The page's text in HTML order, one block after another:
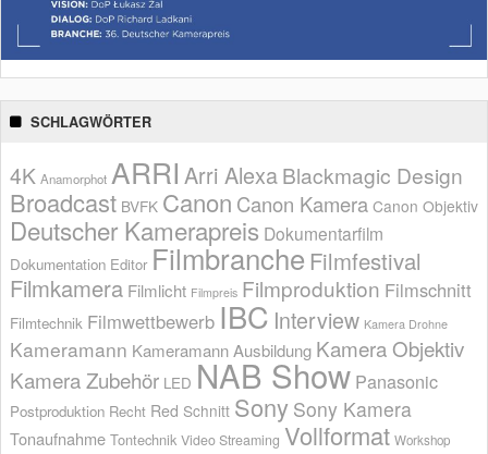
SCHLAGWÖRTER
4K Anamorphot ARRI Arri AlexaBlackmagic Design
Broadcast BVFK Canon Canon Kamera Canon Objektiv
Deutscher Kamerapreis Dokumentarfilm
Dokumentation Editor Filmbranche Filmfestival
Filmkamera Filmlicht Filmpreis Filmproduktion Filmschnitt
Filmtechnik Filmwettbewerb IBC Interview Kamera Drohne
Kameramann Kameramann Ausbildung Kamera Objektiv
Kamera Zubehör LED NAB Show Panasonic
Postproduktion Recht Red Schnitt Sony Sony Kamera
Tonaufnahme Tontechnik Video Streaming Vollformat Workshop